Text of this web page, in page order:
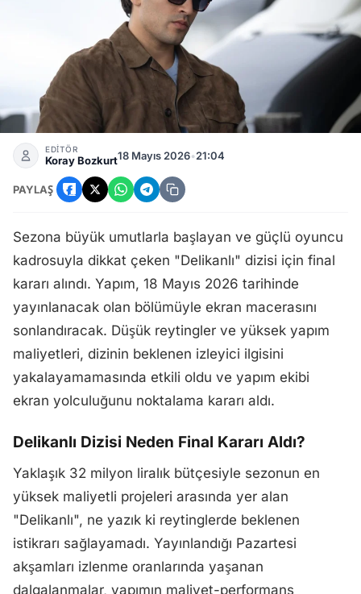
Delikanlı Dizisi Final Tarihi Belli Oldu: Ekran Macerası Ne
EDİTÖR
Koray Bozkurt18 Mayıs 2026•21:04
PAYLAŞ
Sezona büyük umutlarla başlayan ve güçlü oyuncu
kadrosuyla dikkat çeken "Delikanlı" dizisi için final
kararı alındı. Yapım, 18 Mayıs 2026 tarihinde
yayınlanacak olan bölümüyle ekran macerasını
sonlandıracak. Düşük reytingler ve yüksek yapım
maliyetleri, dizinin beklenen izleyici ilgisini
yakalayamamasında etkili oldu ve yapım ekibi
ekran yolculuğunu noktalama kararı aldı.
Delikanlı Dizisi Neden Final Kararı Aldı?
Yaklaşık 32 milyon liralık bütçesiyle sezonun en
yüksek maliyetli projeleri arasında yer alan
"Delikanlı", ne yazık ki reytinglerde beklenen
istikrarı sağlayamadı. Yayınlandığı Pazartesi
akşamları izlenme oranlarında yaşanan
dalgalanmalar, yapımın maliyet-performans